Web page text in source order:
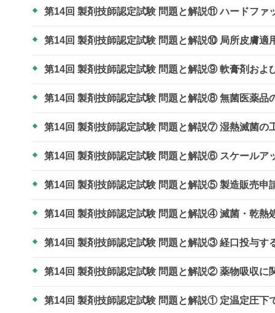
第14回 製剤技師認定試験 問題と解説⑪ ハードファ
第14回 製剤技師認定試験 問題と解説⑩ 局所皮膚
第14回 製剤技師認定試験 問題と解説⑨ 軟膏剤およ
第14回 製剤技師認定試験 問題と解説⑧ 無菌医薬品
第14回 製剤技師認定試験 問題と解説⑦ 湿熱滅菌の
第14回 製剤技師認定試験 問題と解説⑥ スケールア
第14回 製剤技師認定試験 問題と解説⑤ 製造販売申
第14回 製剤技師認定試験 問題と解説④ 滅菌・乾熱
第14回 製剤技師認定試験 問題と解説③ 経口投与す
第14回 製剤技師認定試験 問題と解説② 薬物吸収に
第14回 製剤技師認定試験 問題と解説① 定温定圧下